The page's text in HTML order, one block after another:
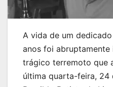
A vida de um
anos foi
trágico terremoto que
última quarta-feira, 24